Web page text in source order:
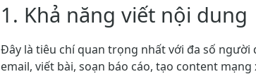
1. Khả năng viết nội dung
Đây là tiêu chí quan trọng nhất với đa số
email, viết bài, soạn báo cáo, tạo content mạng